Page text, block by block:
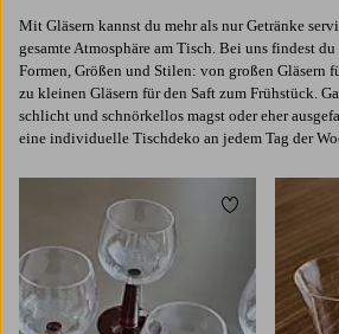
Mit Gläsern kannst du mehr als nur Getränke
gesamte Atmosphäre am Tisch. Bei uns findest
Formen, Größen und Stilen: von großen Gläsern
zu kleinen Gläsern für den Saft zum Frühstück.
schlicht und schnörkellos magst oder eher
eine individuelle Tischdeko an jedem Tag der
Zu Favoriten